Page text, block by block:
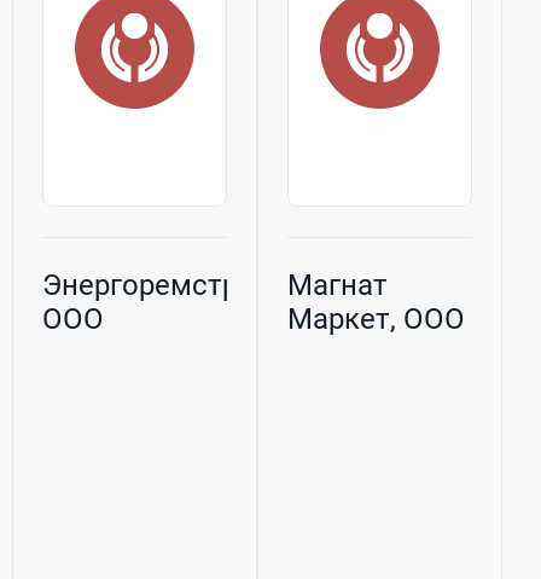
Энергоремстрой,
ООО
Магнат
Маркет, ООО